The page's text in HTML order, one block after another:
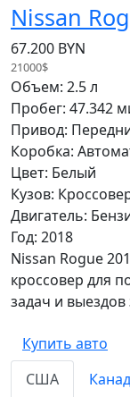
Nissan
67.200 BYN
21000$
Объем: 2.5 л
Пробег: 47.342
Привод:
Коробка:
Цвет: Белый
Кузов:
Двигатель:
Год: 2018
Nissan Rogue
кроссовер для
задач и выездов
Купить авто
США